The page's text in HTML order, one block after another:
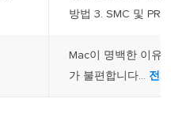
방법 3. SMC 및
Mac이 명백한 이유
가 불편합니다... 전